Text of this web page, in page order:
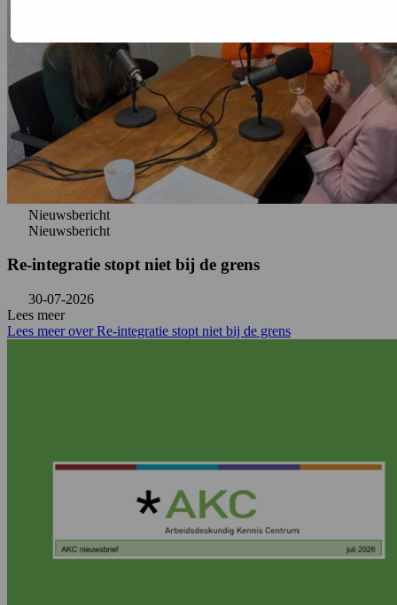
Nieuwsbericht
Nieuwsbericht
Re-integratie stopt niet bij de grens
30-07-2026
Lees meer
Lees meer over Re-integratie stopt niet bij de grens